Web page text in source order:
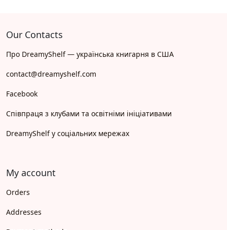
Our Contacts
Про DreamyShelf — українська книгарня в США
contact@dreamyshelf.com
Facebook
Співпраця з клубами та освітніми ініціативами
DreamyShelf у соціальних мережах
My account
Orders
Addresses